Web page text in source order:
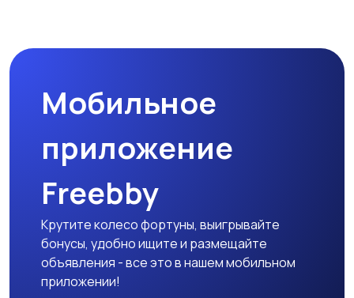
Мобильное
приложение
Freebby
Крутите колесо фортуны, выигрывайте
бонусы, удобно ищите и размещайте
объявления - все это в нашем мобильном
приложении!